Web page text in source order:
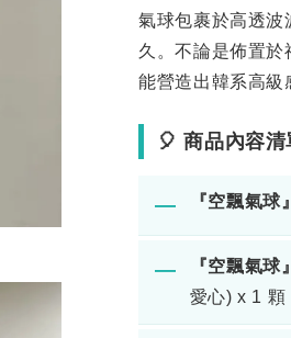
氣球包裹於高透波
久。不論是佈置
能營造出韓系高級
🎈 商品內容清
― 『空飄氣球』
― 『空飄氣球』
愛心) x 1 顆